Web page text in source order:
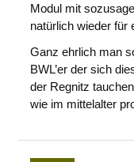
Modul mit
natürlich wieder für
Ganz ehrlich man
BWL’er der sich
der Regnitz
wie im mittelalter